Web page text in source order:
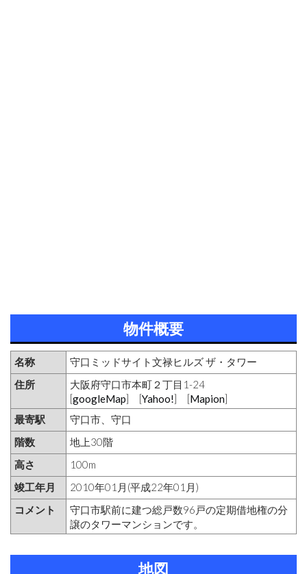
物件概要
名称
守口ミッドサイト文禄ヒルズ ザ・タワー
住所
大阪府守口市本町２丁目1-24
[googleMap] [Yahoo!] [Mapion]
最寄駅
守口市、守口
階数
地上30階
高さ
100m
竣工年月
2010年01月(平成22年01月)
コメント
守口市駅前に建つ総戸数96戸の定期借地権の分
譲のタワーマンションです。
地図